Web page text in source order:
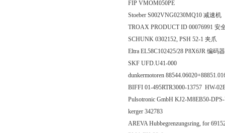
FIP VMOM050PE
Stoeber S002VNG0230MQ10 减速机
TROAX PRODUCT ID 00076991 安
SCHUNK 0302152, PSH 52-1 夹爪
Eltra EL58C102425/28 P8X6JR 编码器
SKF UFD.U41-000
dunkermotoren
BIFFI 01-495RTR3000-13757 HW-
Pulsotronic GmbH KJ2-M8EB50-
kerger 342783
AREVA Hubbegrenzungsring, for